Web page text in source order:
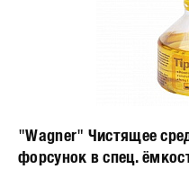
"Wagner" Чистящее
форсунок в спец.